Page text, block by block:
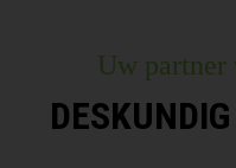
Uw partner